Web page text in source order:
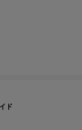
ド